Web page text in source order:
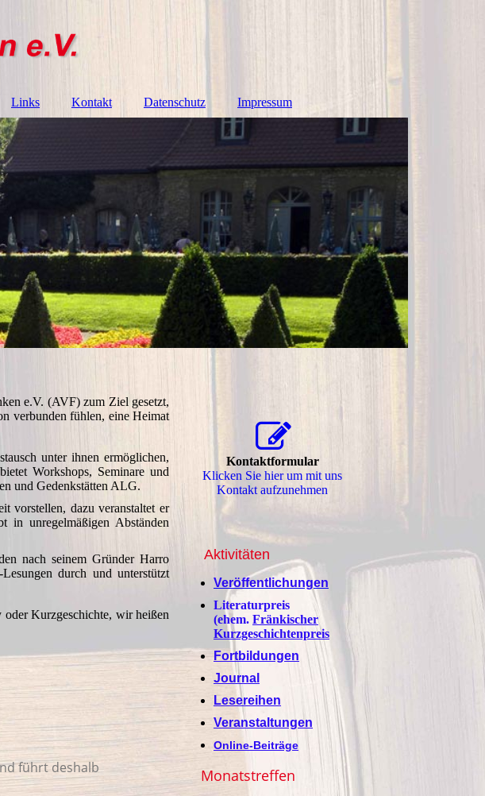
Links Kontakt Datenschutz Impressum
e.V. (AVF) zum Ziel gesetzt,
verbunden fühlen, eine Heimat
unter ihnen ermöglichen,
Workshops, Seminare und
und Gedenkstätten ALG.
vorstellen, dazu veranstaltet er
in unregelmäßigen Abständen
nach seinem Gründer Harro
durch und unterstützt
Kurzgeschichte, wir heißen
führt deshalb
Kontaktformular
Klicken Sie hier um mit uns
Kontakt aufzunehmen
Aktivitäten
Veröffentlichungen
Literaturpreis
(ehem. Fränkischer
Kurzgeschichtenpreis
Fortbildungen
Journal
Lesereihen
Veranstaltungen
Online-Beiträge
Monatstreffen